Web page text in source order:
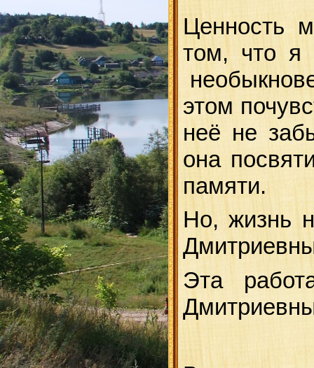
Ценность
том, что я
этом
неё не
она
памяти.
Но, жизнь
Эта